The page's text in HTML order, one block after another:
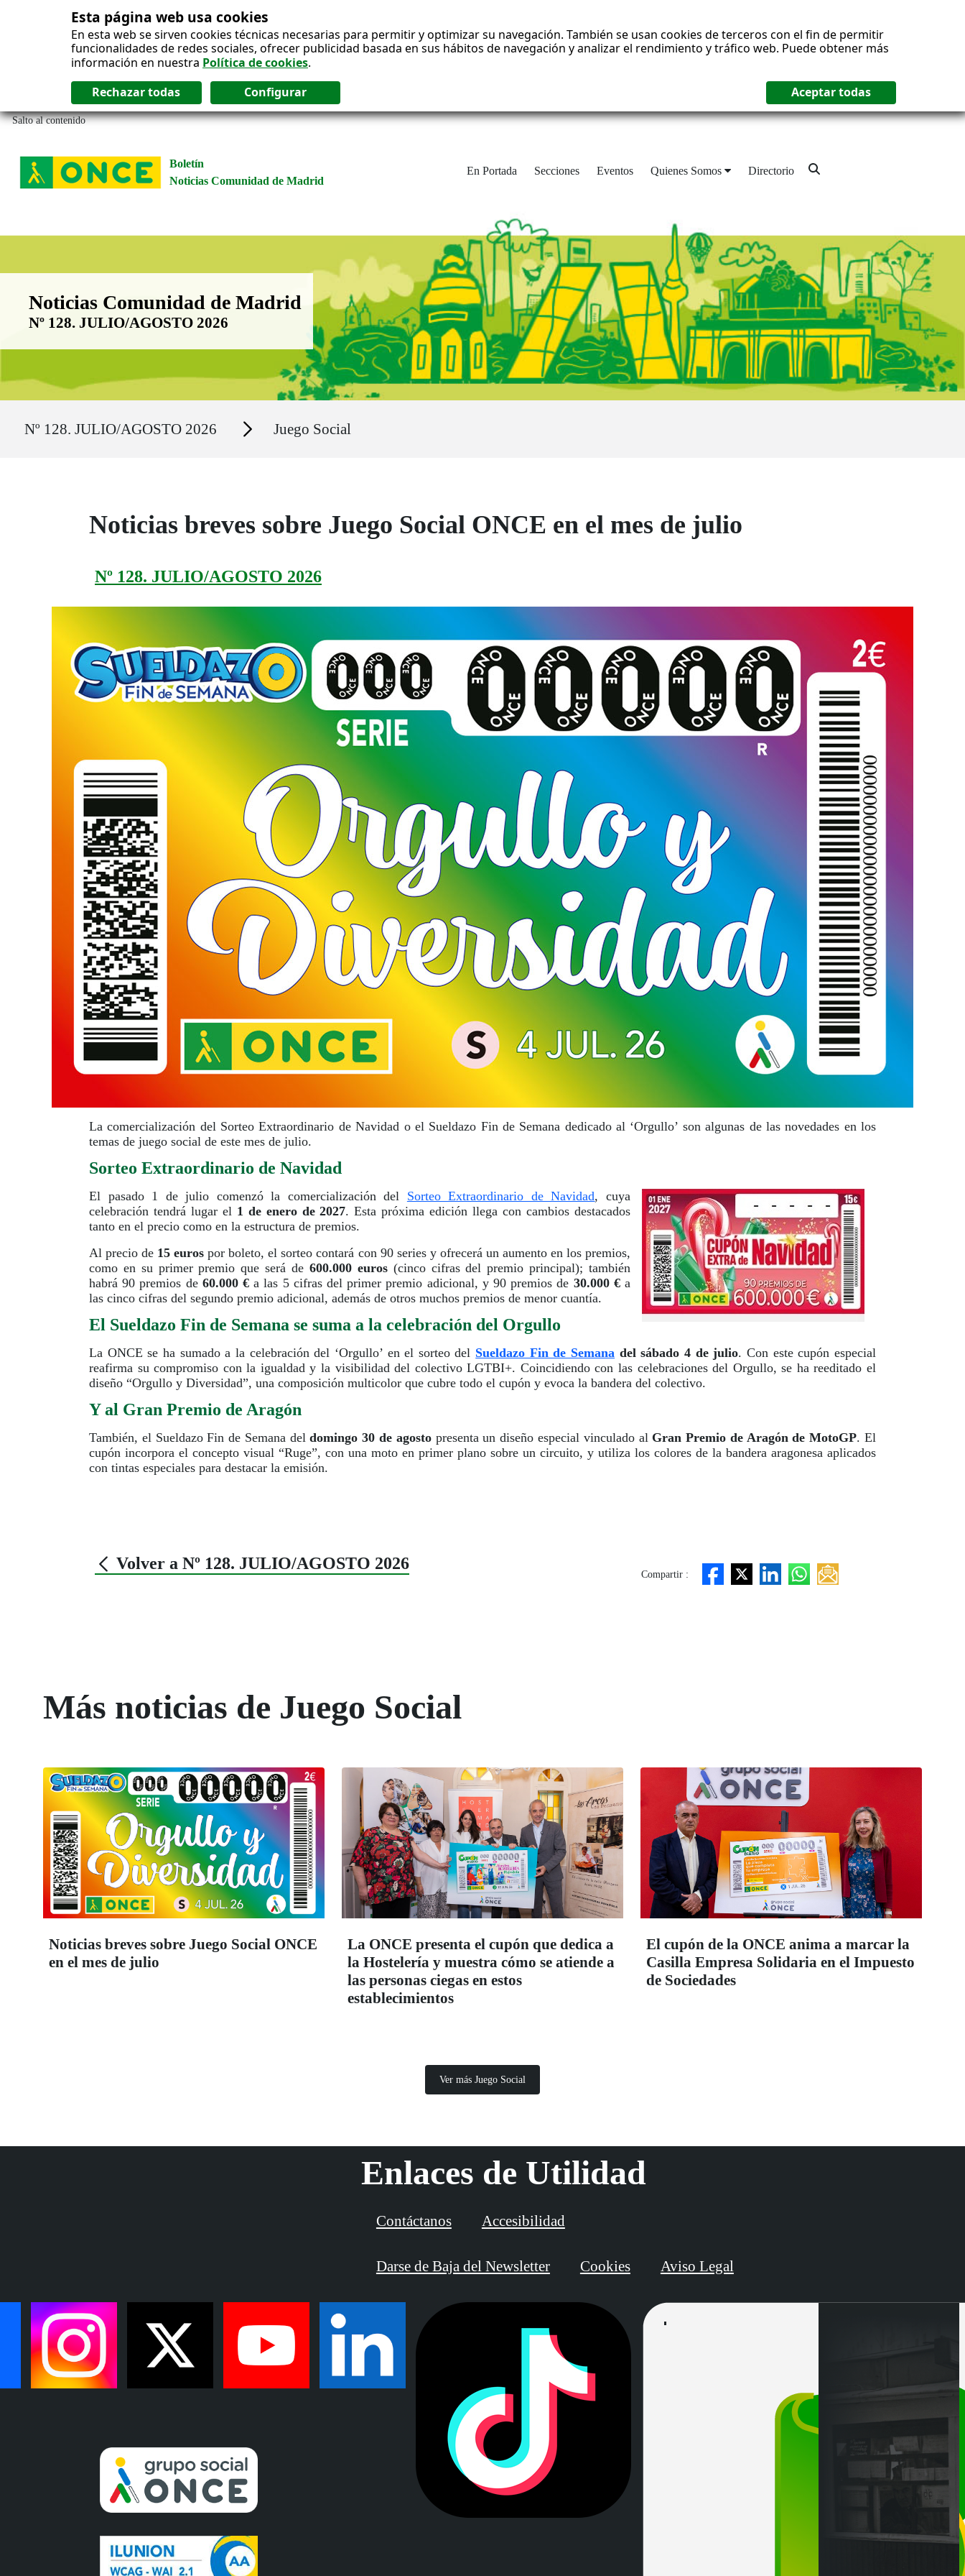
Esta página web usa cookies
En esta web se sirven cookies técnicas necesarias para permitir y optimizar su navegación. También se usan cookies de terceros con el fin de permitir
funcionalidades de redes sociales, ofrecer publicidad basada en sus hábitos de navegación y analizar el rendimiento y tráfico web. Puede obtener más
información en nuestra Política de cookies.
Salto al contenido
Boletín
Noticias Comunidad de Madrid
En Portada Secciones Eventos Quienes Somos Directorio
Boletín Noticias Comunidad de Madrid
Noticias Comunidad de Madrid
Nº 128. JULIO/AGOSTO 2026
Nº 128. JULIO/AGOSTO 2026 Secciones Juego Social
Noticias breves sobre Juego Social ONCE en el mes de julio
Nº 128. JULIO/AGOSTO 2026
La comercialización del Sorteo Extraordinario de Navidad o el Sueldazo Fin de Semana dedicado al ‘Orgullo’ son algunas de las novedades en los
temas de juego social de este mes de julio.
Sorteo Extraordinario de Navidad
El pasado 1 de julio comenzó la comercialización del Sorteo Extraordinario de Navidad, cuya
celebración tendrá lugar el 1 de enero de 2027. Esta próxima edición llega con cambios destacados
tanto en el precio como en la estructura de premios.
Al precio de 15 euros por boleto, el sorteo contará con 90 series y ofrecerá un aumento en los premios,
como en su primer premio que será de 600.000 euros(cinco cifras del premio principal); también
habrá 90 premios de 60.000 € a las 5 cifras del primer premio adicional, y 90 premios de 30.000 €a
las cinco cifras del segundo premio adicional, además de otros muchos premios de menor cuantía.
El Sueldazo Fin de Semana se suma a la celebración del Orgullo
La ONCE se ha sumado a la celebración del ‘Orgullo’ en el sorteo del Sueldazo Fin de Semana del sábado 4 de julio. Con este cupón especial
reafirma su compromiso con la igualdad y la visibilidad del colectivo LGTBI+. Coincidiendo con las celebraciones del Orgullo, se ha reeditado el
diseño “Orgullo y Diversidad”, una composición multicolor que cubre todo el cupón y evoca la bandera del colectivo.
Y al Gran Premio de Aragón
También, el Sueldazo Fin de Semana deldomingo 30 de agostopresenta un diseño especial vinculado al Gran Premio de Aragón de MotoGP. El
cupón incorpora el concepto visual “Ruge”, con una moto en primer plano sobre un circuito, y utiliza los colores de la bandera aragonesa aplicados
con tintas especiales para destacar la emisión.
Volver a Nº 128. JULIO/AGOSTO 2026
Compartir :
Más noticias de Juego Social
Noticias breves sobre Juego Social ONCE
en el mes de julio
La ONCE presenta el cupón que dedica a
la Hostelería y muestra cómo se atiende a
las personas ciegas en estos
establecimientos
El cupón de la ONCE anima a marcar la
Casilla Empresa Solidaria en el Impuesto
de Sociedades
Ver más Juego Social
Enlaces de Utilidad
Contáctanos Accesibilidad
Darse de Baja del Newsletter Cookies Aviso Legal